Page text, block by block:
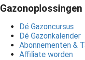
Gazonoplossingen
Dé Gazoncursus
Dé Gazonkalender
Abonnementen &
Affiliate worden